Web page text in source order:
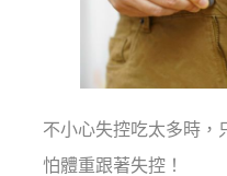
不小心失控吃太多時，
怕體重跟著失控！